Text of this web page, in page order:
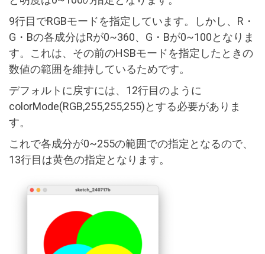
9行目でRGBモードを指定しています。しかし、R・
G・Bの各成分はRが0~360、G・Bが0~100となりま
す。これは、その前のHSBモードを指定したときの
数値の範囲を維持しているためです。
デフォルトに戻すには、12行目のように
colorMode(RGB,255,255,255)とする必要がありま
す。
これで各成分が0~255の範囲での指定となるので、
13行目は黄色の指定となります。